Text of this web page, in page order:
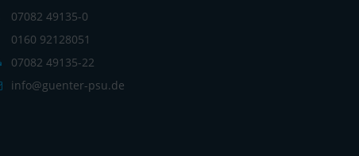
07082 49135-0
0160 92128051
07082 49135-22
info@guenter-psu.de